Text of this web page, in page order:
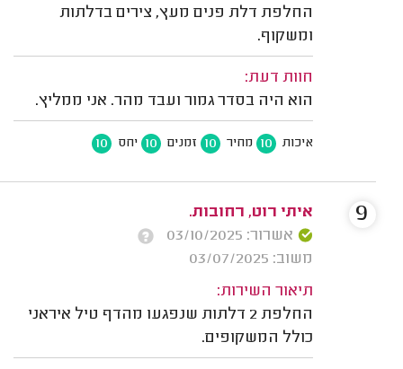
החלפת דלת פנים מעץ, צירים בדלתות
ומשקוף.
חוות דעת:
הוא היה בסדר גמור ועבד מהר. אני ממליץ.
איכות 10 מחיר 10 זמנים 10 יחס 10
איתי רוט, רחובות.
אשרור: 03/10/2025
משוב: 03/07/2025
תיאור השירות:
החלפת 2 דלתות שנפגעו מהדף טיל איראני
כולל המשקופים.
9